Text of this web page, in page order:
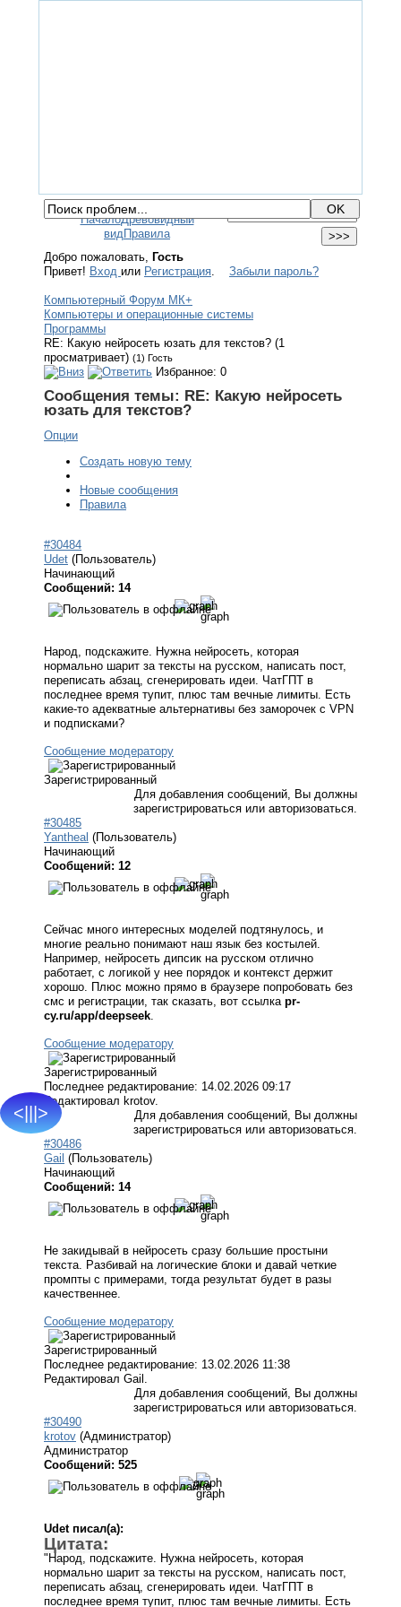
<|||>
НачалоДревовидный
видПравила
Добро пожаловать, Гость
Привет! Вход или Регистрация. Забыли пароль?
Компьютерный Форум МК+
Компьютеры и операционные системы
Программы
RE: Какую нейросеть юзать для текстов? (1
просматривает) (1) Гость
Избранное: 0
Сообщения темы: RE: Какую нейросеть
юзать для текстов?
Опции
Создать новую тему
Новые сообщения
Правила
#30484
Udet (Пользователь)
Начинающий
Сообщений: 14
Народ, подскажите. Нужна нейросеть, которая
нормально шарит за тексты на русском, написать пост,
переписать абзац, сгенерировать идеи. ЧатГПТ в
последнее время тупит, плюс там вечные лимиты. Есть
какие-то адекватные альтернативы без заморочек с VPN
и подписками?
Сообщение модератору
Зарегистрированный
Для добавления сообщений, Вы должны
зарегистрироваться или авторизоваться.
#30485
Yantheal (Пользователь)
Начинающий
Сообщений: 12
Сейчас много интересных моделей подтянулось, и
многие реально понимают наш язык без костылей.
Например, нейросеть дипсик на русском отлично
работает, с логикой у нее порядок и контекст держит
хорошо. Плюс можно прямо в браузере попробовать без
смс и регистрации, так сказать, вот ссылка pr-
cy.ru/app/deepseek.
Сообщение модератору
Зарегистрированный
Последнее редактирование: 14.02.2026 09:17
Редактировал krotov.
Для добавления сообщений, Вы должны
зарегистрироваться или авторизоваться.
#30486
Gail (Пользователь)
Начинающий
Сообщений: 14
Не закидывай в нейросеть сразу большие простыни
текста. Разбивай на логические блоки и давай четкие
промпты с примерами, тогда результат будет в разы
качественнее.
Сообщение модератору
Зарегистрированный
Последнее редактирование: 13.02.2026 11:38
Редактировал Gail.
Для добавления сообщений, Вы должны
зарегистрироваться или авторизоваться.
#30490
krotov (Администратор)
Администратор
Сообщений: 525
Udet писал(а):
Цитата:
"Народ, подскажите. Нужна нейросеть, которая
нормально шарит за тексты на русском, написать пост,
переписать абзац, сгенерировать идеи. ЧатГПТ в
последнее время тупит, плюс там вечные лимиты. Есть